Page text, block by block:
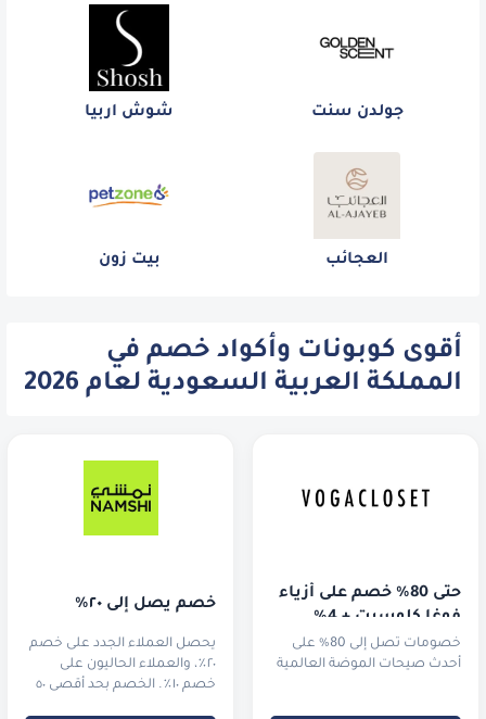
جولدن سنت شوش اربيا
العجائب بيت زون
أقوى كوبونات وأكواد خصم في
المملكة العربية السعودية لعام 2026
حتى 80% خصم على أزياء
فوغا كلوسيت + 4%
خصم إضافي!
خصومات تصل إلى 80% على
أحدث صيحات الموضة العالمية
خصم يصل إلى ٢٠٪
يحصل العملاء الجدد على خصم
٢٠٪، والعملاء الحاليون على
خصم ١٠٪. الخصم بحد أقصى ٥٠